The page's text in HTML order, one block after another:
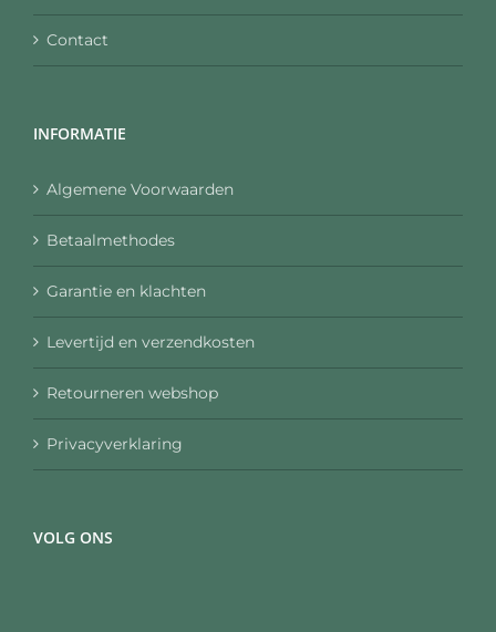
Contact
INFORMATIE
Algemene Voorwaarden
Betaalmethodes
Garantie en klachten
Levertijd en verzendkosten
Retourneren webshop
Privacyverklaring
VOLG ONS